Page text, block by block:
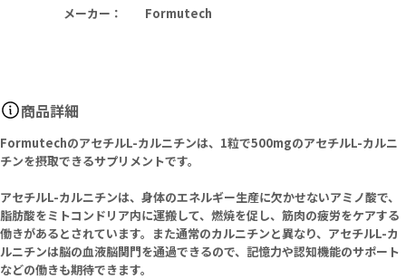
メーカー ： Formutech
商品詳細
FormutechのアセチルL-カルニチンは、1粒で500mgのアセチルL-カルニ
チンを摂取できるサプリメントです。
アセチルL-カルニチンは、身体のエネルギー生産に欠かせないアミノ酸で、
脂肪酸をミトコンドリア内に運搬して、燃焼を促し、筋肉の疲労をケアする
働きがあるとされています。また通常のカルニチンと異なり、アセチルL-カ
ルニチンは脳の血液脳関門を通過できるので、記憶力や認知機能のサポート
などの働きも期待できます。